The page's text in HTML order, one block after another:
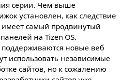
серии. Чем выше
установлен, как следствие
самый продвинутый
на Tizen OS.
новые веб
использовать независимые
сайтов, но к сожалению